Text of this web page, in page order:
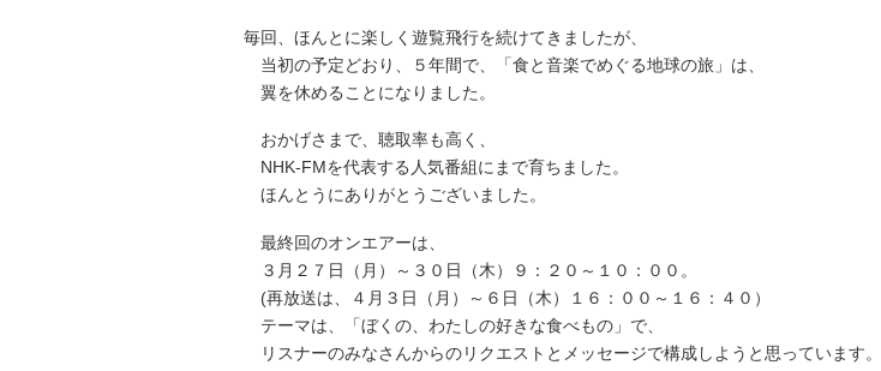
毎回、ほんとに楽しく遊覧飛行を続けてきましたが、
当初の予定どおり、５年間で、「食と音楽でめぐる地球の旅」は、
翼を休めることになりました。
おかげさまで、聴取率も高く、
NHK-FMを代表する人気番組にまで育ちました。
ほんとうにありがとうございました。
最終回のオンエアーは、
３月２７日（月）～３０日（木）９：２０～１０：００。
(再放送は、４月３日（月）～６日（木）１６：００～１６：４０）
テーマは、「ぼくの、わたしの好きな食べもの」で、
リスナーのみなさんからのリクエストとメッセージで構成しようと思っています。